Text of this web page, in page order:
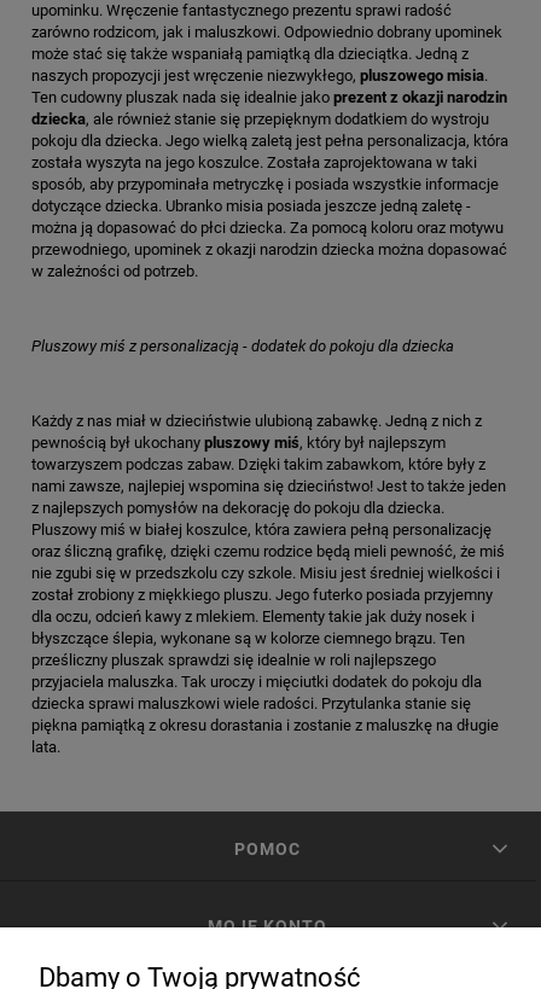
upominku. Wręczenie fantastycznego prezentu sprawi radość
zarówno rodzicom, jak i maluszkowi. Odpowiednio dobrany upominek
może stać się także wspaniałą pamiątką dla dzieciątka. Jedną z
naszych propozycji jest wręczenie niezwykłego, pluszowego misia.
Ten cudowny pluszak nada się idealnie jako prezent z okazji narodzin
dziecka, ale również stanie się przepięknym dodatkiem do wystroju
pokoju dla dziecka. Jego wielką zaletą jest pełna personalizacja, która
została wyszyta na jego koszulce. Została zaprojektowana w taki
sposób, aby przypominała metryczkę i posiada wszystkie informacje
dotyczące dziecka. Ubranko misia posiada jeszcze jedną zaletę -
można ją dopasować do płci dziecka. Za pomocą koloru oraz motywu
przewodniego, upominek z okazji narodzin dziecka można dopasować
w zależności od potrzeb.
Pluszowy miś z personalizacją - dodatek do pokoju dla dziecka
Każdy z nas miał w dzieciństwie ulubioną zabawkę. Jedną z nich z
pewnością był ukochany pluszowy miś, który był najlepszym
towarzyszem podczas zabaw. Dzięki takim zabawkom, które były z
nami zawsze, najlepiej wspomina się dzieciństwo! Jest to także jeden
z najlepszych pomysłów na dekorację do pokoju dla dziecka.
Pluszowy miś w białej koszulce, która zawiera pełną personalizację
oraz śliczną grafikę, dzięki czemu rodzice będą mieli pewność, że miś
nie zgubi się w przedszkolu czy szkole. Misiu jest średniej wielkości i
został zrobiony z miękkiego pluszu. Jego futerko posiada przyjemny
dla oczu, odcień kawy z mlekiem. Elementy takie jak duży nosek i
błyszczące ślepia, wykonane są w kolorze ciemnego brązu. Ten
prześliczny pluszak sprawdzi się idealnie w roli najlepszego
przyjaciela maluszka. Tak uroczy i mięciutki dodatek do pokoju dla
dziecka sprawi maluszkowi wiele radości. Przytulanka stanie się
piękna pamiątką z okresu dorastania i zostanie z maluszkę na długie
lata.
POMOC
MOJE KONTO
Dbamy o Twoją prywatność